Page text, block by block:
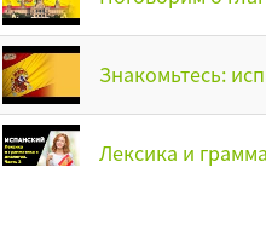
Знакомьтесь:
Лексика и